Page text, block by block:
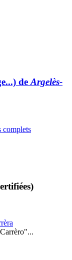
de Argelès-
complets